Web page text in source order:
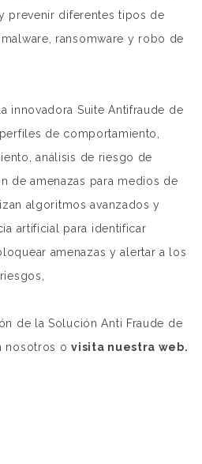
prevenir diferentes tipos de
ransomware y robo de
innovadora Suite Antifraude de
de comportamiento,
análisis de riesgo de
de amenazas para medios de
algoritmos avanzados y
artificial para identificar
amenazas y alertar a los
de la Solución Anti Fraude de
nosotros ovisita nuestra web.